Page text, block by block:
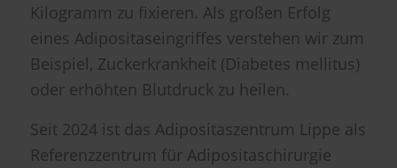
Kilogramm zu fixieren. Als großen Erfolg
eines Adipositaseingriffes verstehen wir zum
Beispiel, Zuckerkrankheit (Diabetes mellitus)
oder erhöhten Blutdruck zu heilen.
Seit 2024 ist das Adipositaszentrum Lippe als
Referenzzentrum für Adipositaschirurgie